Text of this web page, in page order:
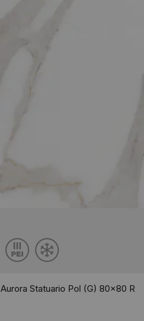
Aurora Statuario Pol (G) 80x80 R